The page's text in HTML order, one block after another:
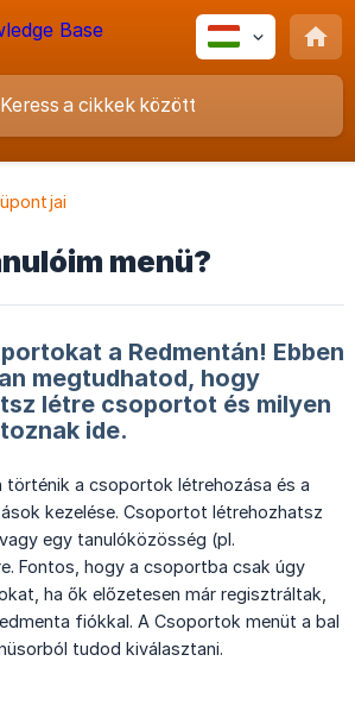
menü?
a Redmentán! Ebben
megtudhatod, hogy
létre csoportot és milyen
ide.
történik a csoportok létrehozása és a
kezelése. Csoportot létrehozhatsz
egy tanulóközösség (pl.
Fontos, hogy a csoportba csak úgy
ha ők előzetesen már regisztráltak,
fiókkal. A Csoportok menüt a bal
tudod kiválasztani.